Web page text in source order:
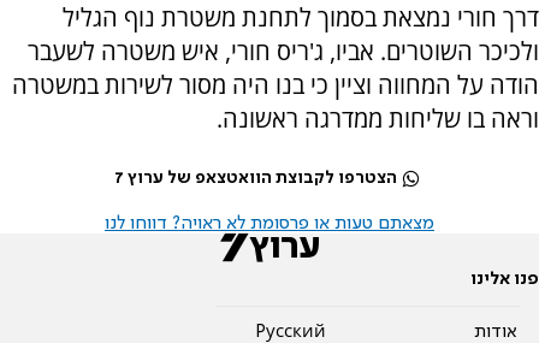
דרך חורי נמצאת בסמוך לתחנת משטרת נוף הגליל
ולכיכר השוטרים. אביו, ג'ריס חורי, איש משטרה לשעבר
הודה על המחווה וציין כי בנו היה מסור לשירות במשטרה
וראה בו שליחות ממדרגה ראשונה.
הצטרפו לקבוצת הוואטצאפ של ערוץ 7
מצאתם טעות או פרסומת לא ראויה? דווחו לנו
פנו אלינו
אודות
Pусский